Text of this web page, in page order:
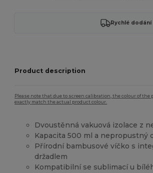
Rychlé dodání
Product description
Please note that due to screen calibration, the colour of the
exactly match the actual product colour.
Dvoustěnná vakuová izolace z
Kapacita 500 ml a nepropustný
Přírodní bambusové víčko s
držadlem
Kompatibilní se sublimací u